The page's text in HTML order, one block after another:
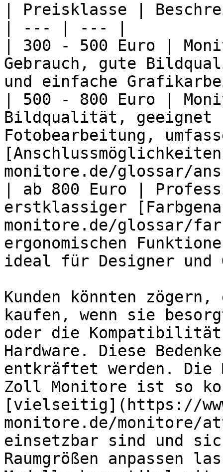
| Preisklasse |
| --- | --- |
| 300 - 500 Euro |
Gebrauch, gute
und einfache
| 500 - 800 Euro |
Bildqualität, geeignet
Fotobearbeitung,
monitore.de/glossar/
| ab 800 Euro |
erstklassiger
monitore.de/glossar/
ergonomischen
ideal für Designer und
Kunden könnten
kaufen, wenn sie
oder die
Hardware. Diese
entkräftet werden. Die
Zoll Monitore ist so
[vielseitig](https://
monitore.de/
einsetzbar sind und
Raumgrößen anpassen